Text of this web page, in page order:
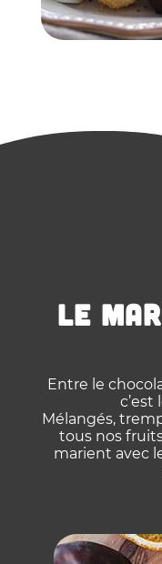
LE
Entre le
c’est
Mélangés,
tous nos
marient avec